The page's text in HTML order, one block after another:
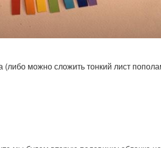
(либо можно сложить тонкий лист